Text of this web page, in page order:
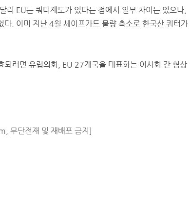
리 EU는 쿼터제도가 있다는 점에서 일부 차이는 있으나,
. 이미 지난 4월 세이프가드 물량 축소로 한국산 쿼터가
되려면 유럽의회, EU 27개국을 대표하는 이사회 간 협상
무단전재 및 재배포 금지]